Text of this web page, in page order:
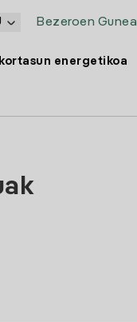
Bezeroen Gunea
energetikoa